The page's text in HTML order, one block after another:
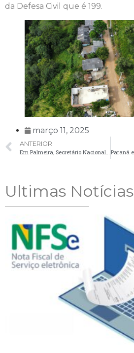
da Defesa Civil que é 199.
março 11, 2025
ANTERIOR
Ultimas Notícias